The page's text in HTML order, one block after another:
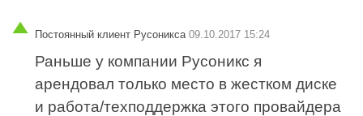
Постоянный клиент Русоникса 09.10.2017 15:24
Раньше у компании Русоникс я
арендовал только место в жестком диске
и работа/техподдержка этого провайдера